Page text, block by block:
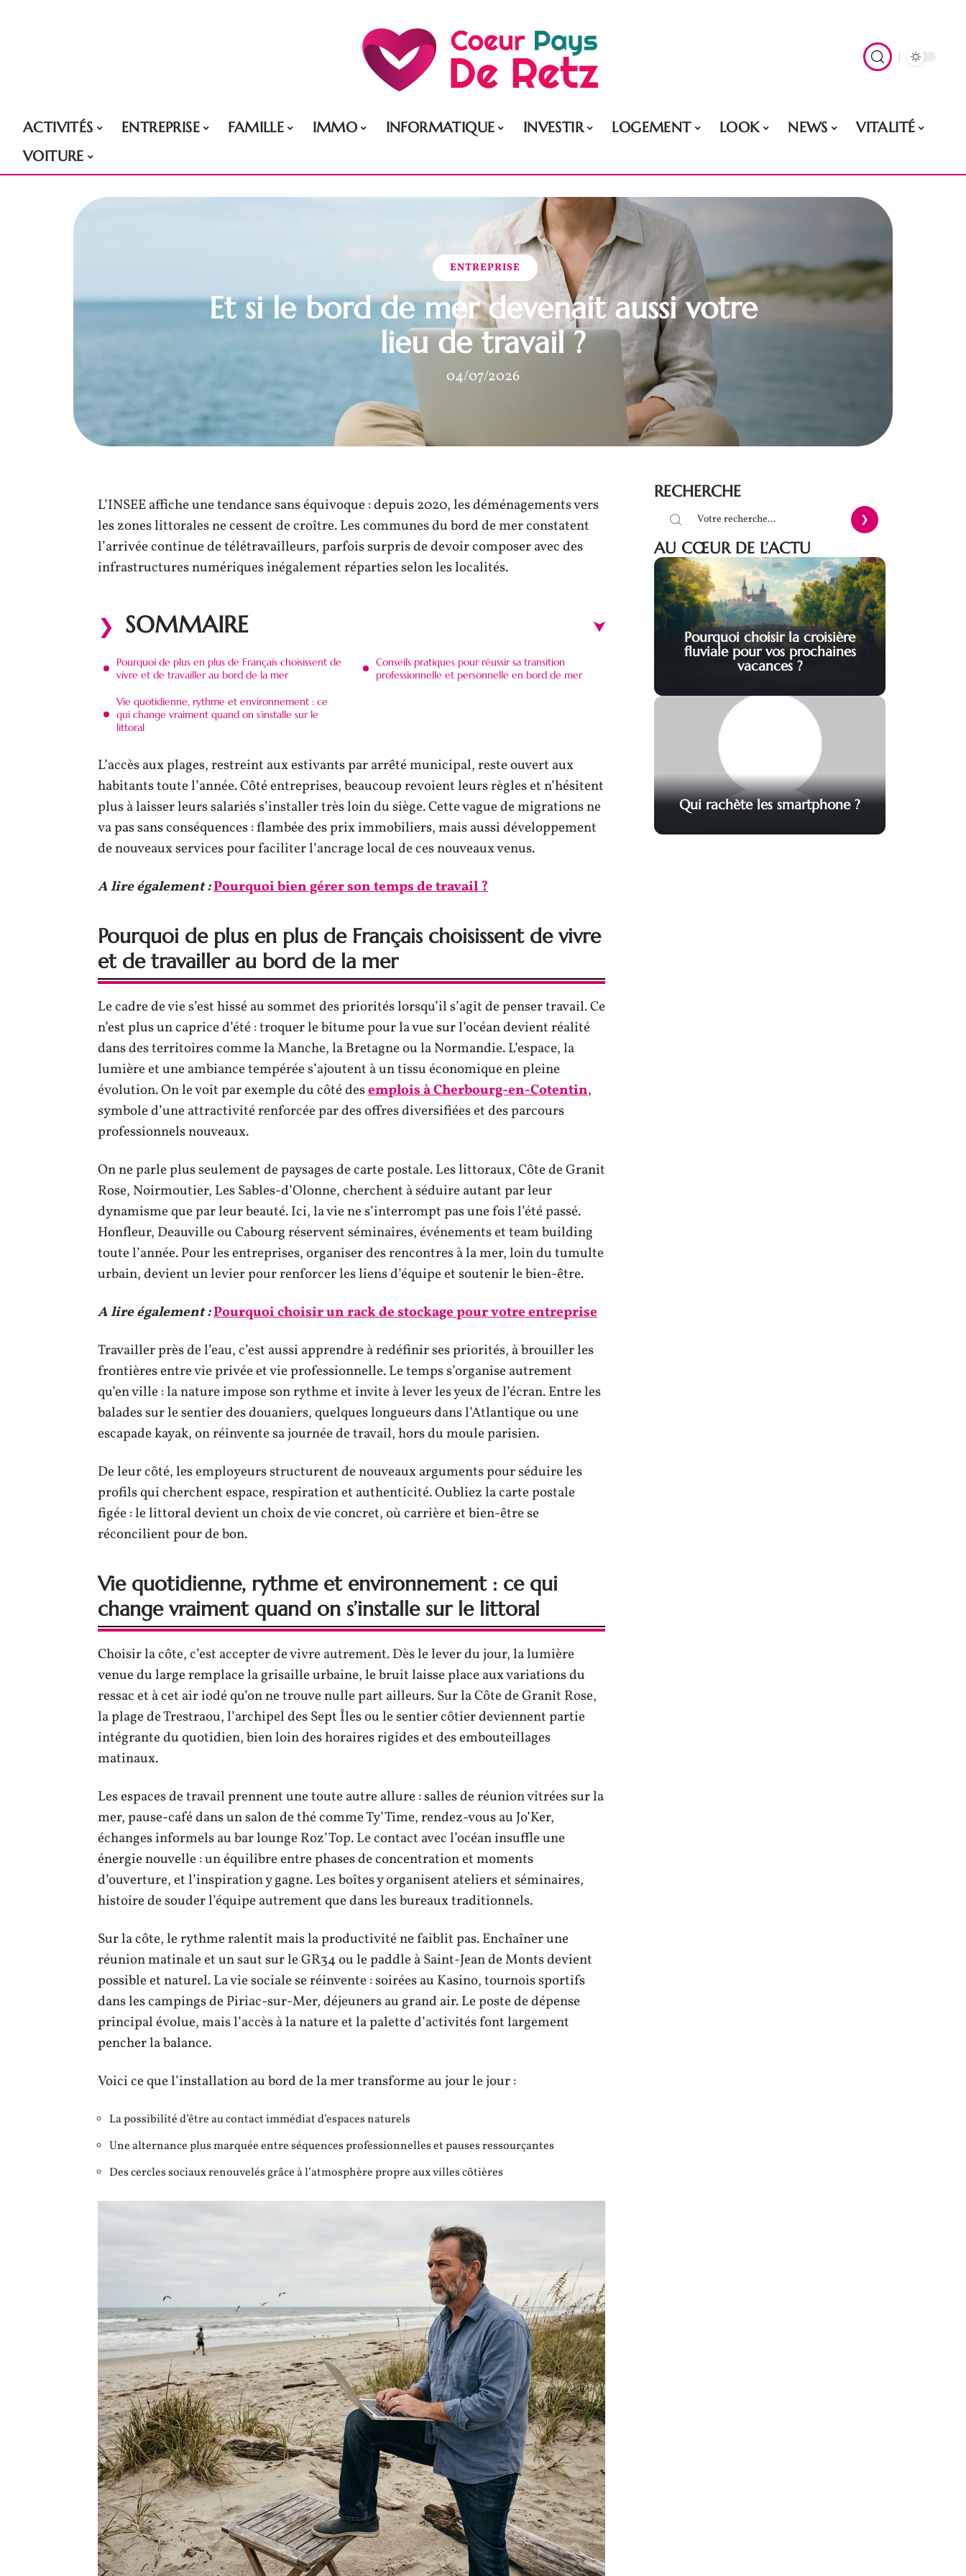
ACTIVITÉS ENTREPRISE FAMILLE IMMO INFORMATIQUE INVESTIR LOGEMENT LOOK NEWS
VITALITÉ
VOITURE
ENTREPRISE
Et si le bord de mer devenait aussi votre
lieu de travail ?
04/07/2026
L’INSEE affiche une tendance sans équivoque : depuis 2020, les déménagements vers
les zones littorales ne cessent de croître. Les communes du bord de mer constatent
l’arrivée continue de télétravailleurs, parfois surpris de devoir composer avec des
infrastructures numériques inégalement réparties selon les localités.
SOMMAIRE
Pourquoi de plus en plus de Français choisissent de
vivre et de travailler au bord de la mer
Vie quotidienne, rythme et environnement : ce
qui change vraiment quand on s’installe sur le
littoral
Conseils pratiques pour réussir sa transition
professionnelle et personnelle en bord de mer
L’accès aux plages, restreint aux estivants par arrêté municipal, reste ouvert aux
habitants toute l’année. Côté entreprises, beaucoup revoient leurs règles et n’hésitent
plus à laisser leurs salariés s’installer très loin du siège. Cette vague de migrations ne
va pas sans conséquences : flambée des prix immobiliers, mais aussi développement
de nouveaux services pour faciliter l’ancrage local de ces nouveaux venus.
A lire également :Pourquoi bien gérer son temps de travail ?
Pourquoi de plus en plus de Français choisissent de vivre
et de travailler au bord de la mer
Le cadre de vie s’est hissé au sommet des priorités lorsqu’il s’agit de penser travail. Ce
n’est plus un caprice d’été : troquer le bitume pour la vue sur l’océan devient réalité
dans des territoires comme la Manche, la Bretagne ou la Normandie. L’espace, la
lumière et une ambiance tempérée s’ajoutent à un tissu économique en pleine
évolution. On le voit par exemple du côté desemplois à Cherbourg-en-Cotentin,
symbole d’une attractivité renforcée par des offres diversifiées et des parcours
professionnels nouveaux.
On ne parle plus seulement de paysages de carte postale. Les littoraux, Côte de Granit
Rose, Noirmoutier, Les Sables-d’Olonne, cherchent à séduire autant par leur
dynamisme que par leur beauté. Ici, la vie ne s’interrompt pas une fois l’été passé.
Honfleur, Deauville ou Cabourg réservent séminaires, événements et team building
toute l’année. Pour les entreprises, organiser des rencontres à la mer, loin du tumulte
urbain, devient un levier pour renforcer les liens d’équipe et soutenir le bien-être.
A lire également :Pourquoi choisir un rack de stockage pour votre entreprise
Travailler près de l’eau, c’est aussi apprendre à redéfinir ses priorités, à brouiller les
frontières entre vie privée et vie professionnelle. Le temps s’organise autrement
qu’en ville : la nature impose son rythme et invite à lever les yeux de l’écran. Entre les
balades sur le sentier des douaniers, quelques longueurs dans l’Atlantique ou une
escapade kayak, on réinvente sa journée de travail, hors du moule parisien.
De leur côté, les employeurs structurent de nouveaux arguments pour séduire les
profils qui cherchent espace, respiration et authenticité. Oubliez la carte postale
figée : le littoral devient un choix de vie concret, où carrière et bien-être se
réconcilient pour de bon.
Vie quotidienne, rythme et environnement : ce qui
change vraiment quand on s’installe sur le littoral
Choisir la côte, c’est accepter de vivre autrement. Dès le lever du jour, la lumière
venue du large remplace la grisaille urbaine, le bruit laisse place aux variations du
ressac et à cet air iodé qu’on ne trouve nulle part ailleurs. Sur la Côte de Granit Rose,
la plage de Trestraou, l’archipel des Sept Îles ou le sentier côtier deviennent partie
intégrante du quotidien, bien loin des horaires rigides et des embouteillages
matinaux.
Les espaces de travail prennent une toute autre allure : salles de réunion vitrées sur la
mer, pause-café dans un salon de thé comme Ty’Time, rendez-vous au Jo’Ker,
échanges informels au bar lounge Roz’Top. Le contact avec l’océan insuffle une
énergie nouvelle : un équilibre entre phases de concentration et moments
d’ouverture, et l’inspiration y gagne. Les boîtes y organisent ateliers et séminaires,
histoire de souder l’équipe autrement que dans les bureaux traditionnels.
Sur la côte, le rythme ralentit mais la productivité ne faiblit pas. Enchaîner une
réunion matinale et un saut sur le GR34 ou le paddle à Saint-Jean de Monts devient
possible et naturel. La vie sociale se réinvente : soirées au Kasino, tournois sportifs
dans les campings de Piriac-sur-Mer, déjeuners au grand air. Le poste de dépense
principal évolue, mais l’accès à la nature et la palette d’activités font largement
pencher la balance.
Voici ce que l’installation au bord de la mer transforme au jour le jour :
La possibilité d’être au contact immédiat d’espaces naturels
Une alternance plus marquée entre séquences professionnelles et pauses ressourçantes
Des cercles sociaux renouvelés grâce à l’atmosphère propre aux villes côtières
RECHERCHE
AU CŒUR DE L’ACTU
Pourquoi choisir la croisière
fluviale pour vos prochaines
vacances ?
Qui rachète les smartphone ?